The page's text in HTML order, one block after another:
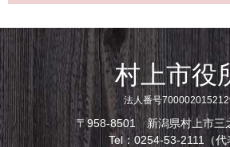
村上市役
法人番号
〒958-8501 新潟県村上市三
Tel：0254-53-2111（代